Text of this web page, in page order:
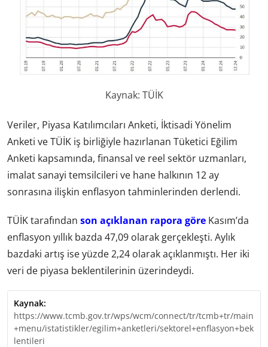
Kaynak: TÜİK
Veriler, Piyasa Katılımcıları Anketi, İktisadi Yönelim
Anketi ve TÜİK iş birliğiyle hazırlanan Tüketici Eğilim
Anketi kapsamında, finansal ve reel sektör uzmanları,
imalat sanayi temsilcileri ve hane halkının 12 ay
sonrasına ilişkin enflasyon tahminlerinden derlendi.
TÜİK tarafından son açıklanan rapora göre Kasım’da
enflasyon yıllık bazda 47,09 olarak gerçekleşti. Aylık
bazdaki artış ise yüzde 2,24 olarak açıklanmıştı. Her iki
veri de piyasa beklentilerinin üzerindeydi.
Kaynak:
https://www.tcmb.gov.tr/wps/wcm/connect/tr/tcmb+tr/main
+menu/istatistikler/egilim+anketleri/sektorel+enflasyon+bek
lentileri